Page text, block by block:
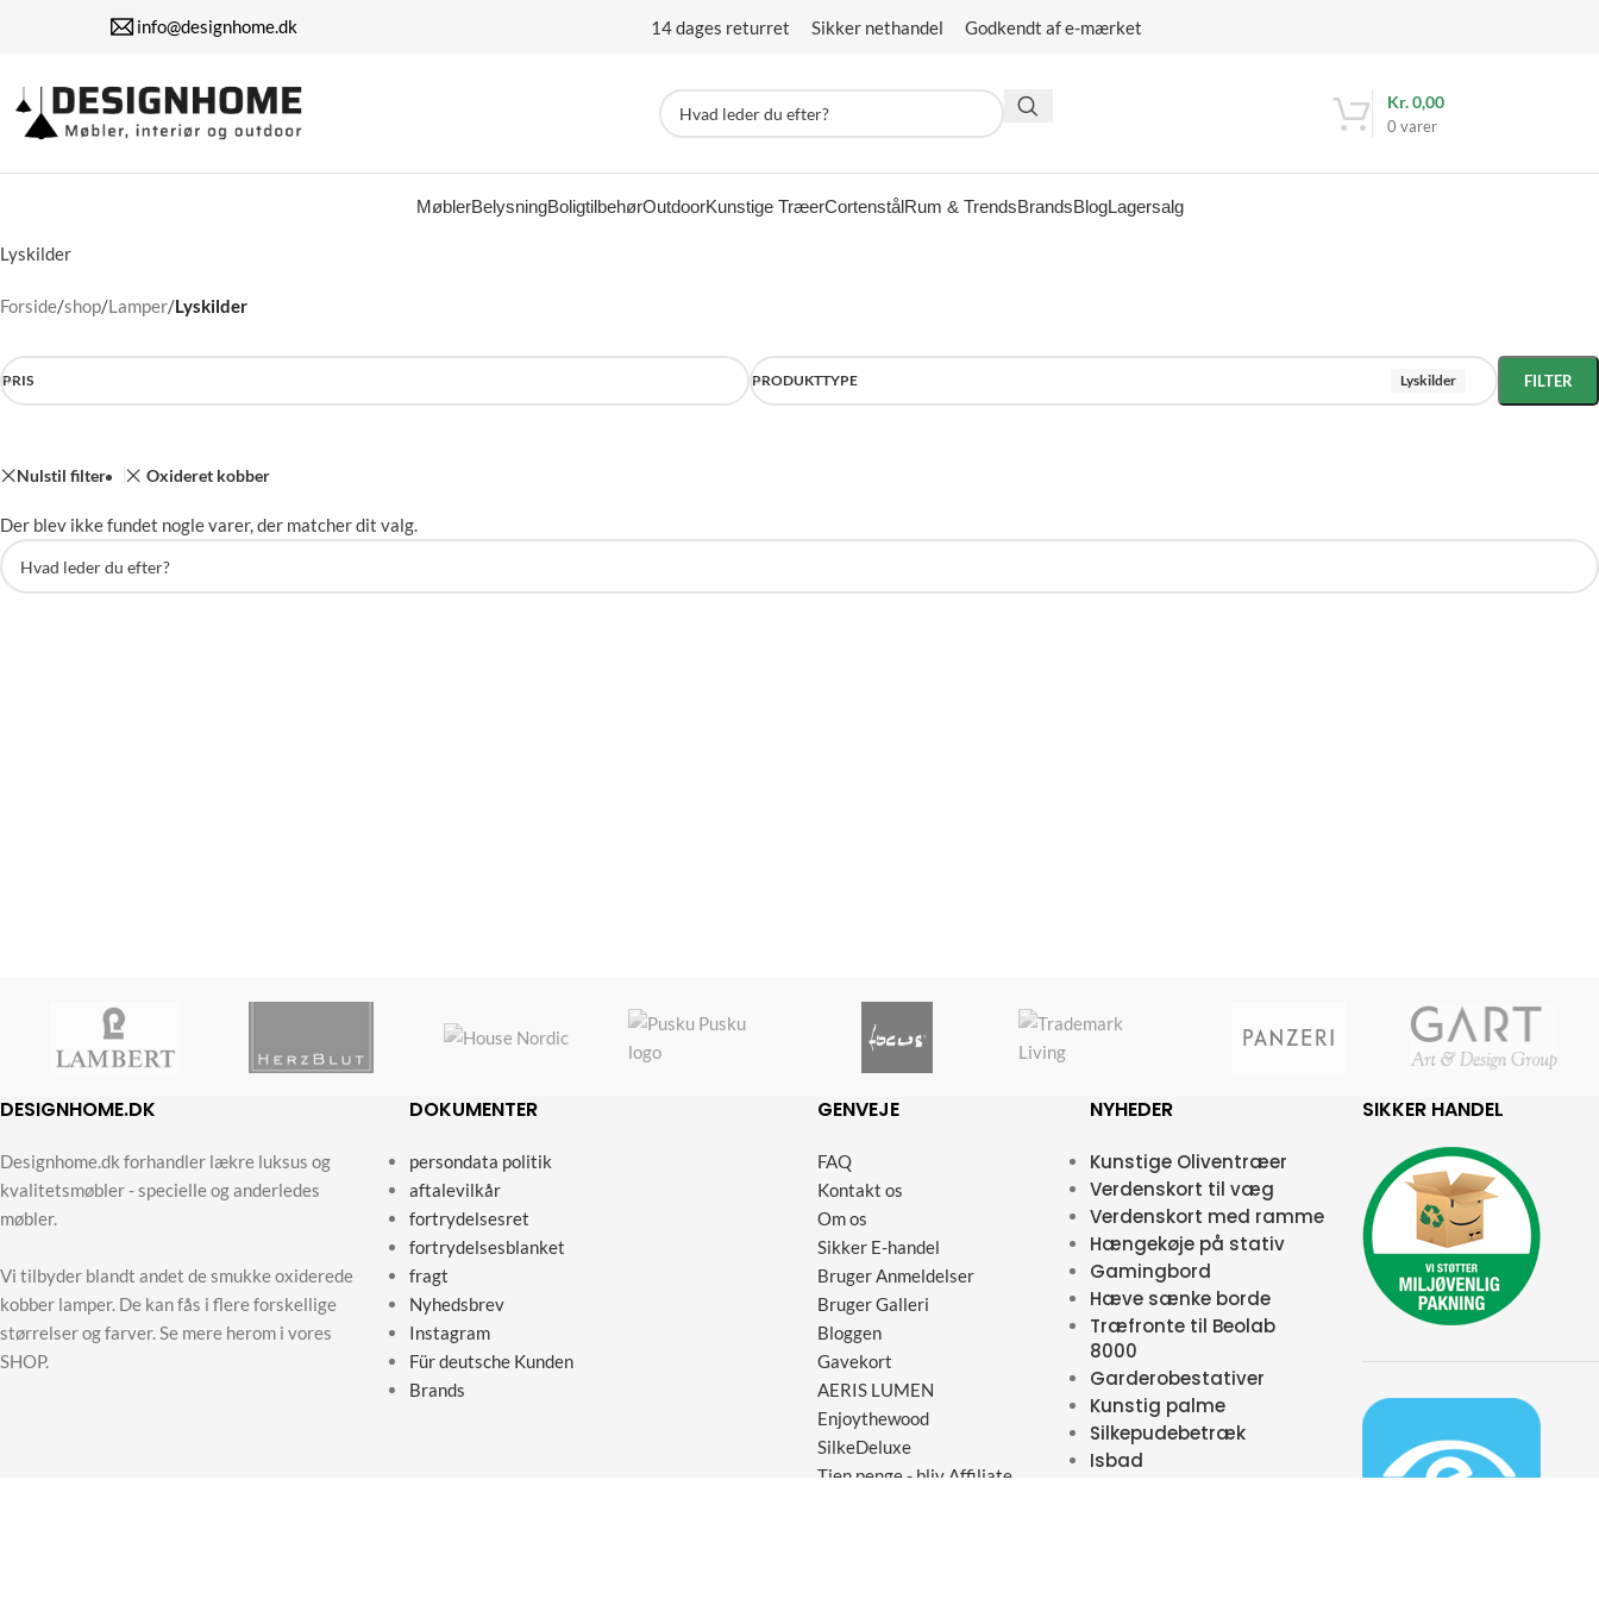
info@designhome.dk 14 dages returret Sikker nethandel Godkendt af e-mærket
0 varer
Kr.0,00
MøblerBelysningBoligtilbehørOutdoorKunstige TræerCortenstålRum & TrendsBrandsBlogLagersalg
Lyskilder
Forside/shop/Lamper/Lyskilder
PRIS PRODUKTTYPE Lyskilder FILTER
Nulstil filter Oxideret kobber
Der blev ikke fundet nogle varer, der matcher dit valg.
DESIGNHOME.DK
Designhome.dk forhandler lækre luksus og
kvalitetsmøbler - specielle og anderledes
møbler.
Vi tilbyder blandt andet de smukke oxiderede
kobber lamper. De kan fås i flere forskellige
størrelser og farver. Se mere herom i vores
SHOP.
DOKUMENTER
persondata politik
aftalevilkår
fortrydelsesret
fortrydelsesblanket
fragt
Nyhedsbrev
Instagram
Für deutsche Kunden
Brands
GENVEJE
FAQ
Kontakt os
Om os
Sikker E-handel
Bruger Anmeldelser
Bruger Galleri
Bloggen
Gavekort
AERIS LUMEN
Enjoythewood
SilkeDeluxe
Tjen penge - bliv Affiliate
NYHEDER
Kunstige Oliventræer
Verdenskort til væg
Verdenskort med ramme
Hængekøje på stativ
Gamingbord
Hæve sænke borde
Træfronte til Beolab
8000
Garderobestativer
Kunstig palme
Silkepudebetræk
Isbad
SIKKER HANDEL